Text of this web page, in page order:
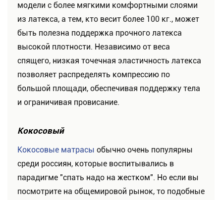
модели с более мягкими комфортными слоями
из латекса, а тем, кто весит более 100 кг., может
быть полезна поддержка прочного латекса
высокой плотности. Независимо от веса
спящего, низкая точечная эластичность латекса
позволяет распределять компрессию по
большой площади, обеспечивая поддержку тела
и ограничивая провисание.
Кокосовый
Кокосовые матрасы обычно очень популярны
среди россиян, которые воспитывались в
парадигме "спать надо на жестком". Но если вы
посмотрите на общемировой рынок, то подобные